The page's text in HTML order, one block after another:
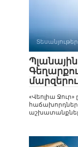
Տեսանյութեր
«Վեոլիա Ջուր»